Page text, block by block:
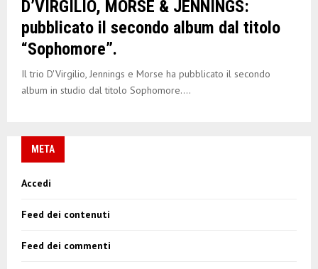
D’VIRGILIO, MORSE & JENNINGS:
pubblicato il secondo album dal titolo
“Sophomore”.
Il trio D'Virgilio, Jennings e Morse ha pubblicato il secondo
album in studio dal titolo Sophomore....
META
Accedi
Feed dei contenuti
Feed dei commenti